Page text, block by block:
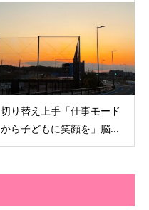
切り替え上手「仕事モード
から子どもに笑顔を」脳...